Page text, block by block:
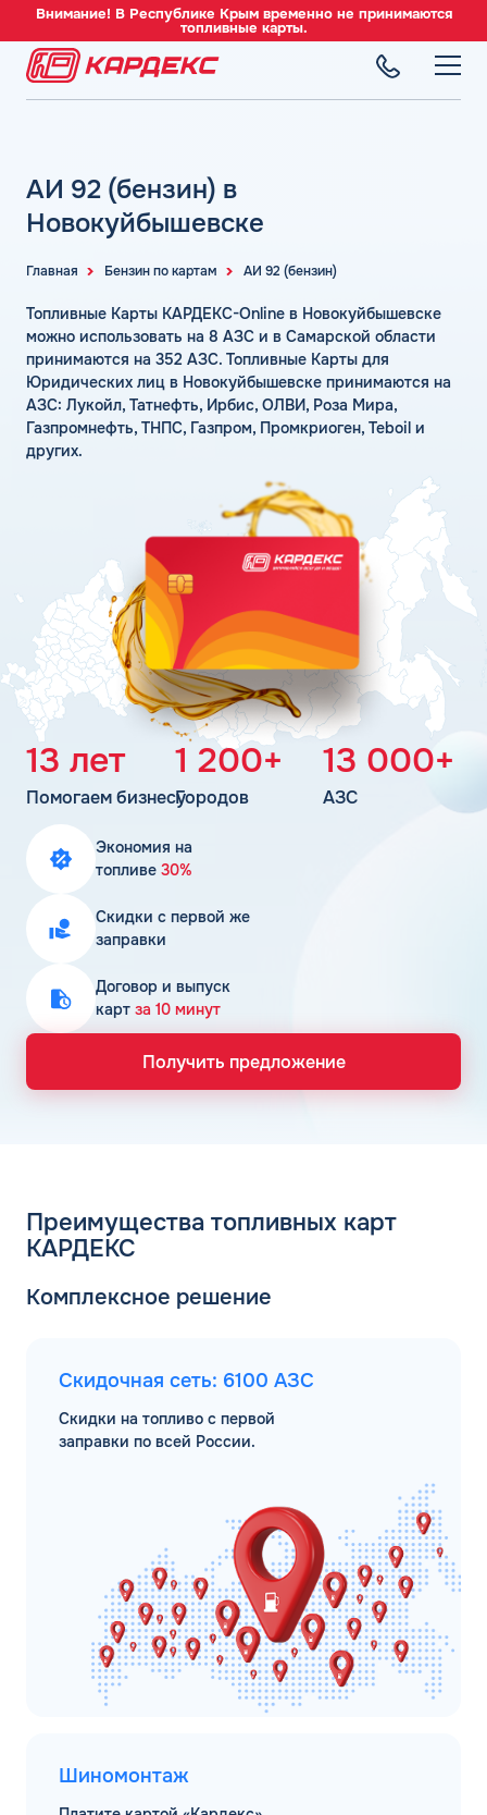
Внимание! В Республике Крым временно не принимаются
топливные карты.
Преимущества
Сравнение
Индивидуальный подход
Аdblue
Шиномонтаж
Вопросы и Ответы
СЕТЬ АЗС
Вся сеть АЗС
АЗС Татнефть
АЗС Газпром
АЗС Сургутнефтегаз
АЗС Нефтьмагистраль
ТОПЛИВО
Автомобильное топливо
Дизельное топливо
Топливный газ
Топливные бренды
Наши города
Цена бензина и ДТ
Все сервисы
Электронный Документооборот (ЭДО)
Аналитика и Рекомендации
Умный Личный Кабинет
Уведомления об окончании баланса
КОМПАНИЯ
О компании
Контакты+7 (499) 322-22-95
info@card-oil.ru
Личный кабинет
Карта АЗС
Получить консультацию
Главная Бензин по картам АИ 92 (бензин)
АИ 92 (бензин) в
Новокуйбышевске
Топливные Карты КАРДЕКС-Online в Новокуйбышевске
можно использовать на 8 АЗС и в Самарской области
принимаются на 352 АЗС. Топливные Карты для
Юридических лиц в Новокуйбышевске принимаются на
АЗС: Лукойл, Татнефть, Ирбис, ОЛВИ, Роза Мира,
Газпромнефть, ТНПС, Газпром, Промкриоген, Teboil и
других.
13 лет
Помогаем бизнесу
1 200+
Городов
13 000+
АЗС
Экономия на
топливе 30%
Скидки с первой же
заправки
Договор и выпуск
карт за 10 минут
Получить предложение
Преимущества топливных карт
КАРДЕКС
Комплексное решение
Скидочная сеть: 6100 АЗС
Скидки на топливо с первой
заправки по всей России.
Шиномонтаж